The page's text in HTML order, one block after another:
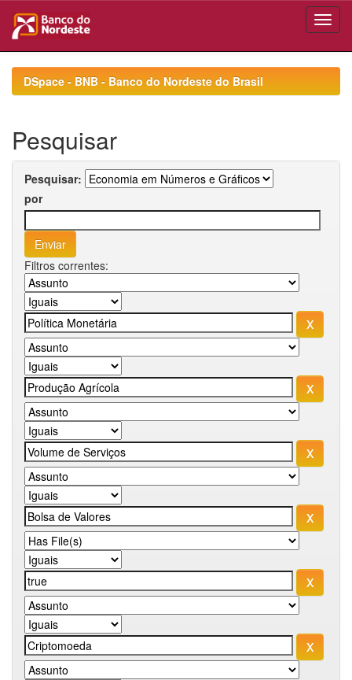
navigationDSpace - BNB - Banco do Nordeste do Brasil
Pesquisar
Pesquisar:
por
Filtros correntes: